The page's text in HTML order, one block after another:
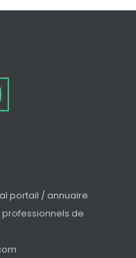
portail / annuaire
de